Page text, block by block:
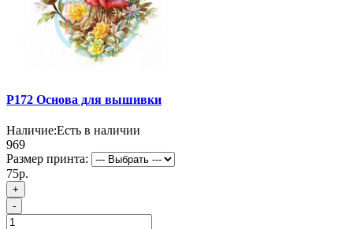
P172 Основа для вышивки
Наличие:Есть в наличии
969
Размер принта:
75р.
+
-